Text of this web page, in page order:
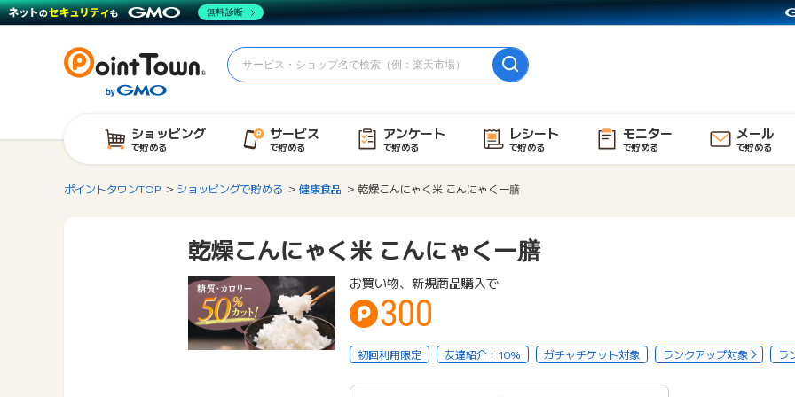
ショッピング
で貯める
サービス
で貯める
アンケート
で貯める
レシート
で貯める
モニター
で貯める
メール
で貯める
ポイントタウンTOP ショッピングで貯める 健康食品 乾燥こんにゃく米 こんにゃく一膳
乾燥こんにゃく米 こんにゃく一膳
お買い物、新規商品購入で
300
初回利用限定 友達紹介：10% ガチャチケット対象 ランクアップ対象 ラ
無料診断